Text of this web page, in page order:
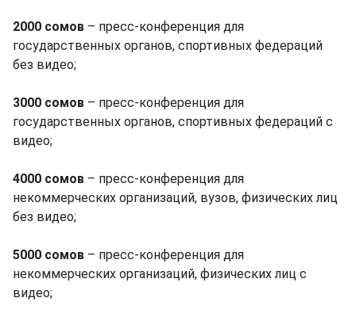
2000 сомов – пресс-конференция для
государственных органов, спортивных федераций
без видео;
3000 сомов – пресс-конференция для
государственных органов, спортивных федераций с
видео;
4000 сомов – пресс-конференция для
некоммерческих организаций, вузов, физических лиц
без видео;
5000 сомов – пресс-конференция для
некоммерческих организаций, физических лиц с
видео;